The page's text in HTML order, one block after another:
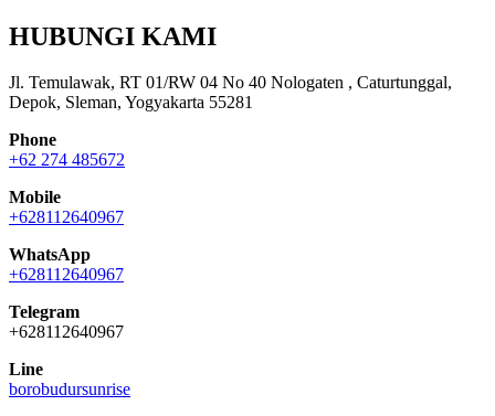
HUBUNGI KAMI
Jl. Temulawak, RT 01/RW 04 No 40 Nologaten , Caturtunggal,
Depok, Sleman, Yogyakarta 55281
Phone
+62 274 485672
Mobile
+628112640967
WhatsApp
+628112640967
Telegram
+628112640967
Line
borobudursunrise